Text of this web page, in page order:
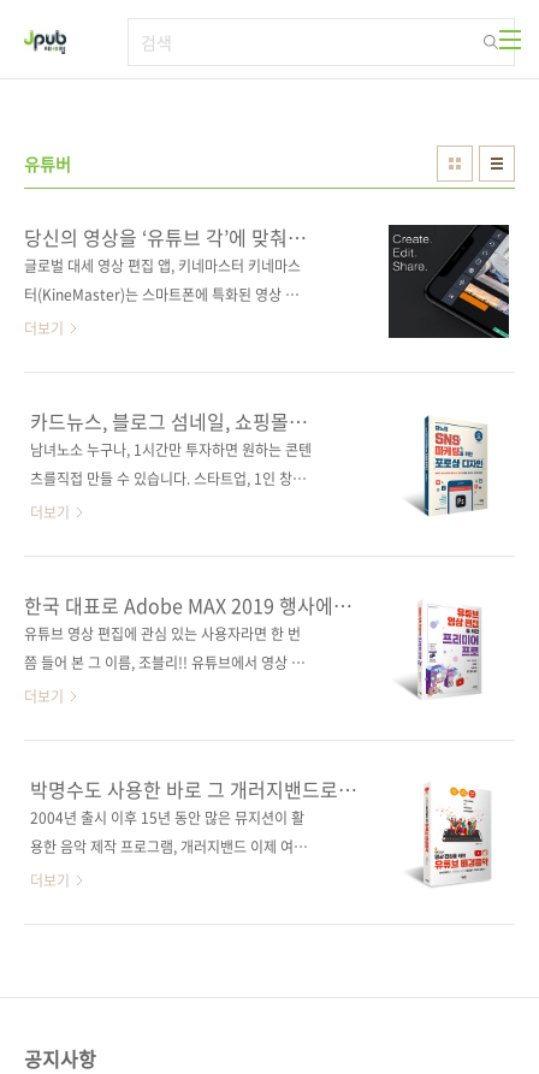
유튜버
당신의 영상을 ‘유튜브 각’에 맞춰
드립니다
글로벌 대세 영상 편집 앱, 키네마스터 키네마스
터(KineMaster)는 스마트폰에 특화된 영상 편
집 앱입니다. 유튜브를 떠돌다 보면 화면 오른쪽
키네마스터 무료 버전을 쓰면 그런 워터마크가
영상에 표시됩니다. 한때 키네마스터 워터마크
는 '초딩' 유튜버 영상의 트레이드 마크였습니다.
어지간한 영상 편집 기능은 다 지원하다 보니, 어
린 친구들이 키네마스터를 이용해 슬라임이나
죠. 하지만 이 툴, 의외로 글로벌합니다. 다운로
드 수가 2.5억 건이 넘고 월 사용자는 5천만 명
에 이르는 데다, 국산 툴임에도 한국뿐만 아니
라..
더보기
카드뉴스, 블로그 섬네일, 쇼핑몰
상세페이지, 직접 만들어야 한다면?
남녀노소 누구나, 1시간만 투자하면 원하는 콘텐
츠를직접 만들 수 있습니다. 스타트업, 1인 창업,
인터넷 쇼핑몰, 유튜브 크리에이터, 블로그, 얼핏
력, 그중에서도 ‘디자인’을 필요로 한다는 점입니
다. 소규모 비즈니스를 시작했다면 홍보를 위한
‘디자인’이 필요할 거고, 블로그나 유튜브 등을
인’적인 요소를 고려해야 합니다. 평생 ‘디자
인’이라는 직무가 남의 일이라고만 생각하다가
캄해지지 않나요? 하지만 걱정하지 마세요. 그래
픽 디자인을 위한 포토샵, 일러스트레이터부터
영상 편집을 위한 프리미어 프로, 애프터이펙트
까지 거의 모..
더보기
한국 대표로 Adobe MAX 2019 행사에
참여한 국내 대표 영상 편집 크리에이터,
조블리의 프리미어 프로 강의
유튜브 영상 편집에 관심 있는 사용자라면 한 번
쯤 들어 본 그 이름, 조블리!! 유튜브에서 영상 편
집 관련 동영상 콘텐츠를 올리며 활동하는 대표
조블리의 10년 노하우를 모두 쓸어 담았습니다.
프리미어 프로 2020 신기능까지 포함한 조블리
의 유튜브 영상 편집 노하우를 지금 바로 만나 보
년 11월을 기억할 것입니다. 바로 어도비 2020
업데이트가 있었죠? 어도비는 2013년 CC 버전
더보기
박명수도 사용한 바로 그 개러지밴드로
나만의 배경음악을 만들어 보세요.
2004년 출시 이후 15년 동안 많은 뮤지션이 활
용한 음악 제작 프로그램, 개러지밴드 이제 여러
분의 유튜브 배경음악을 책임지겠습니다!! 누구
도 아니고, 길거리를 촬영한 영상에 우연히 대중
더보기
공지사항